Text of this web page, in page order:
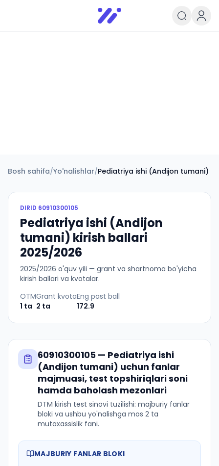
Infoedu
Ta&#039;lim xabarlari va
Bosh sahifa/Yo'nalishlar/Pediatriya ishi (Andijon tumani)
DIRID 60910300105
Pediatriya ishi (Andijon
tumani) kirish ballari
2025/2026
2025/2026 o'quv yili — grant va shartnoma bo'yicha
kirish ballari va kvotalar.
OTM
1 ta
Grant kvota
2 ta
Eng past ball
172.9
60910300105 — Pediatriya ishi
(Andijon tumani) uchun fanlar
majmuasi, test topshiriqlari soni
hamda baholash mezonlari
DTM kirish test sinovi tuzilishi: majburiy fanlar
bloki va ushbu yo'nalishga mos 2 ta
mutaxassislik fani.
MAJBURIY FANLAR BLOKI